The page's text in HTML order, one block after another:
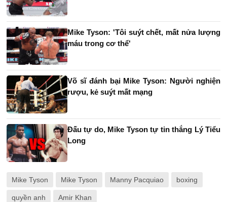
Mike Tyson: 'Tôi suýt chết, mất nửa lượng
máu trong cơ thể'
Võ sĩ đánh bại Mike Tyson: Người nghiện
rượu, kẻ suýt mất mạng
Đấu tự do, Mike Tyson tự tin thắng Lý Tiểu
Long
Mike Tyson Mike Tyson Manny Pacquiao boxing
quyền anh Amir Khan